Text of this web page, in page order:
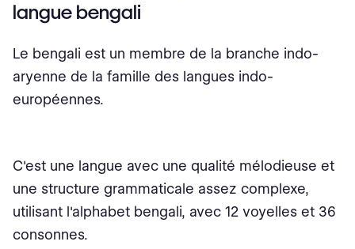
langue bengali
Le bengali est un membre de la branche indo-
aryenne de la famille des langues indo-
européennes.
C'est une langue avec une qualité mélodieuse et
une structure grammaticale assez complexe,
utilisant l'alphabet bengali, avec 12 voyelles et 36
consonnes.